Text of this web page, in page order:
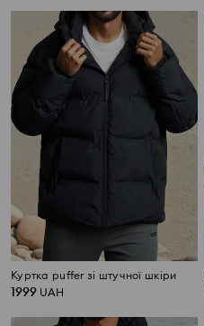
Куртка puffer зі штучної шкіри
1999 UAH